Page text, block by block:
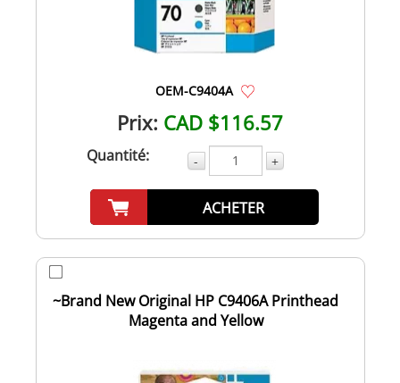
OEM-C9404A
Prix: CAD $116.57
Quantité: - +
ACHETER
~Brand New Original HP C9406A Printhead
Magenta and Yellow